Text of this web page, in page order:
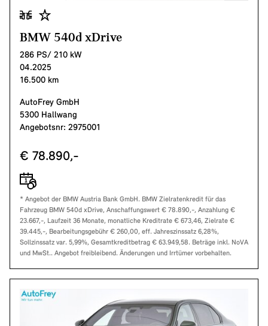
BMW 540d xDrive
286 PS/ 210 kW
04.2025
16.500 km
AutoFrey GmbH
5300 Hallwang
Angebotsnr: 2975001
€ 78.890,-
* Angebot der BMW Austria Bank GmbH. BMW Zielratenkredit für das
Fahrzeug BMW 540d xDrive, Anschaffungswert € 78.890,-, Anzahlung €
23.667,-, Laufzeit 36 Monate, monatliche Kreditrate € 673,46, Zielrate €
39.445,-, Bearbeitungsgebühr € 260,00, eff. Jahreszinssatz 6,28%,
Sollzinssatz var. 5,99%, Gesamtkreditbetrag € 63.949,58. Beträge inkl. NoVA
und MwSt.. Angebot freibleibend. Änderungen und Irrtümer vorbehalten.